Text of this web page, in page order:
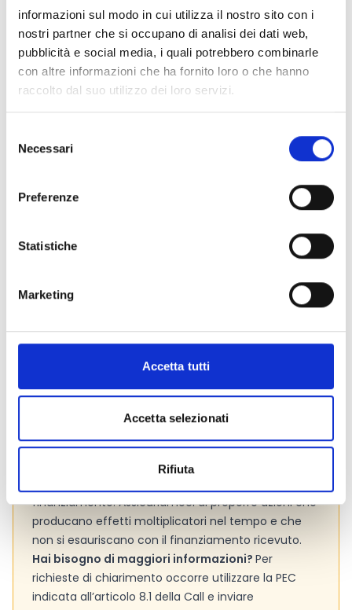
informazioni sul modo in cui utilizza il nostro sito con i
nostri partner che si occupano di analisi dei dati web,
pubblicità e social media, i quali potrebbero combinarle
con altre informazioni che ha fornito loro o che hanno
raccolto dal suo utilizzo dei loro servizi.
delNecessari
Preferenze
Statistiche
Marketing
Accetta tutti
Accetta selezionati
Rifiuta
Entità del contributo
La dotazione finanziaria complessiva ammonta a
217.556
Euro
Bando
Si consiglia di consultare regolarmente il sito web
informazioni addizionali.
dimostra che il tuo progetto intende
sopperire ad un fabbisogno reale. A tal fine,
Considera attentamente lasostenibilità del
, e quindi la capacità del progetto di
finanziamento. Assicuriamoci di proporre azioni che
producano effetti moltiplicatori nel tempo e che
non si esauriscano con il finanziamento ricevuto.
Hai bisogno di maggiori informazioni? Per
richieste di chiarimento occorre utilizzare la PEC
indicata all’articolo 8.1 della Call e inviare